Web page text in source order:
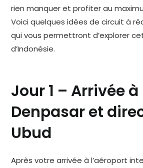
rien manquer et profiter au
Voici quelques idées de circuit à
qui vous permettront d’explorer
d’Indonésie.
Jour 1 – Arrivée à
Denpasar et
Ubud
Après votre arrivée à l’aéroport